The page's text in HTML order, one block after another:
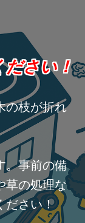
ださい！
の枝が折れ
。事前の備
の処理な
ださい！